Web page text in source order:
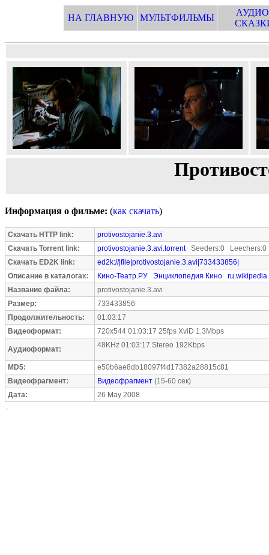
НА ГЛАВНУЮ МУЛЬТФИЛЬМЫ
Информация о фильме: (как скачать)
Скачать HTTP link:
protivostojanie.3.avi
Скачать Torrent link:
protivostojanie.3.avi.torrentSeeders:0 Leechers:0
Скачать ED2K link:
ed2k://|file|protivostojanie.3.avi|733433856|
Описание в каталогах:
Кино-Театр.РУ Энциклопедия Кино
Название файла:
protivostojanie.3.avi
Размер:
733433856
Продолжительность:
01:03:17
Видеоформат:
720x544 01:03:17 25fps XviD 1.3Mbps
Аудиоформат: 48KHz 01:03:17 Stereo 192Kbps
MD5:
e50b6ae8db18097f4d17382a28815c81
Видеофрагмент:
Видеофрагмент (15-60 сек)
Дата:
26 May 2008